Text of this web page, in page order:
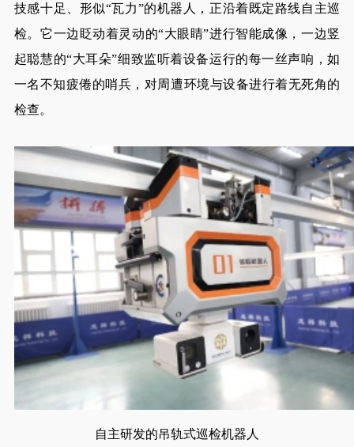
技感十足、形似“瓦力”的机器人，正沿着既定路线自主巡
检。它一边眨动着灵动的“大眼睛”进行智能成像，一边竖
起聪慧的“大耳朵”细致监听着设备运行的每一丝声响，如
一名不知疲倦的哨兵，对周遭环境与设备进行着无死角的
检查。
自主研发的吊轨式巡检机器人